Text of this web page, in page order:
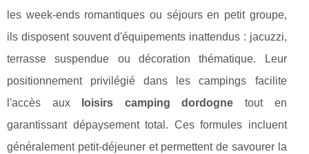
les week-ends romantiques ou séjours en petit groupe,
ils disposent souvent d'équipements inattendus : jacuzzi,
terrasse suspendue ou décoration thématique. Leur
positionnement privilégié dans les campings facilite
l'accès aux
loisirs camping dordogne tout en
garantissant dépaysement total. Ces formules incluent
généralement petit-déjeuner et permettent de savourer la